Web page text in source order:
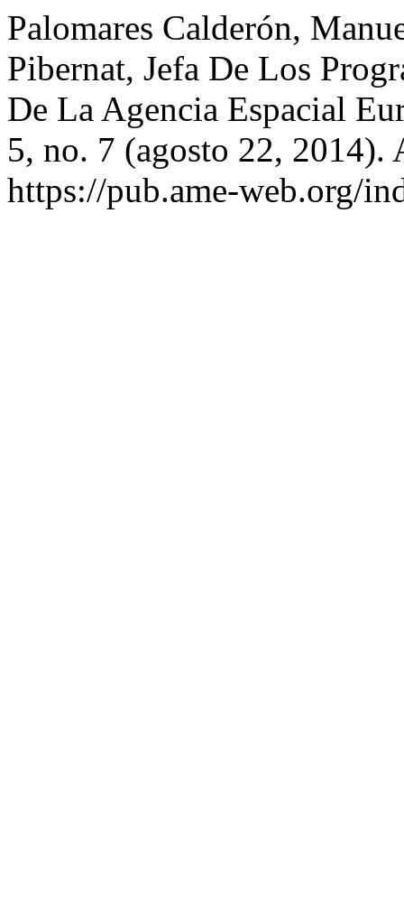
Palomares Calderón,
Pibernat, Jefa De Los
De La Agencia Espacial
5, no. 7 (agosto 22, 2014).
https://pub.ame-web.org/